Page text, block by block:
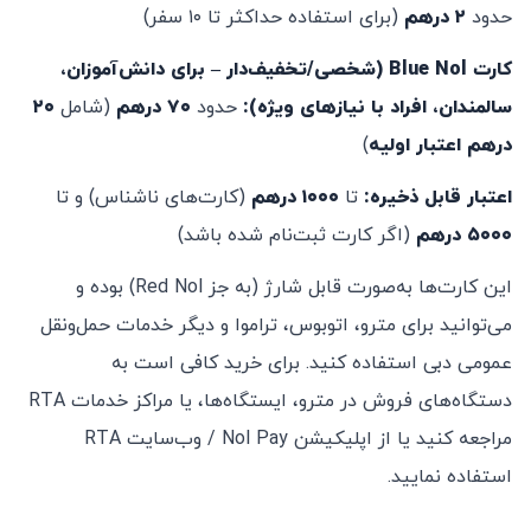
حدود ۲ درهم
(برای استفاده حداکثر تا ۱۰ سفر)
کارت Blue Nol (شخصی/تخفیف‌دار – برای دانش‌آموزان،
سالمندان، افراد با نیازهای ویژه): حدود ۷۰ درهم (شامل ۲۰
درهم اعتبار اولیه)
اعتبار قابل ذخیره: تا ۱۰۰۰ درهم
(کارت‌های ناشناس) و تا
۵۰۰۰ درهم
(اگر کارت ثبت‌نام شده باشد)
این کارت‌ها به‌صورت قابل شارژ (به جز Red Nol) بوده و
می‌توانید برای مترو، اتوبوس، تراموا و دیگر خدمات حمل‌ونقل
عمومی دبی استفاده کنید. برای خرید کافی است به
دستگاه‌های فروش در مترو، ایستگاه‌ها، یا مراکز خدمات RTA
مراجعه کنید یا از اپلیکیشن Nol Pay / وب‌سایت RTA
استفاده نمایید.